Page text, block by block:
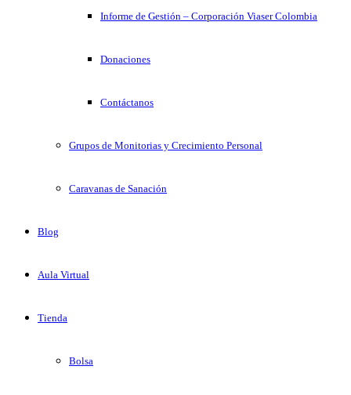
Informe de Gestión – Corporación Viaser Colombia
Donaciones
Contáctanos
Grupos de Monitorias y Crecimiento Personal
Caravanas de Sanación
Blog
Aula Virtual
Tienda
Bolsa